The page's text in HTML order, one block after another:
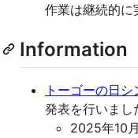
作業は継続的に
Information
トーゴーの日
発表を行いまし
2025年10